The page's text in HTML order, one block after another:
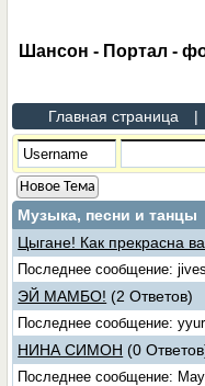
Шансон - Портал -
Главная страница
Новое Тема
Музыка, песни и танцы
Цыгане! Как прекрасна
Последнее сообщение:
ЭЙ МАМБО! (2 Ответов)
Последнее сообщение:
НИНА СИМОН (0
Последнее сообщение: